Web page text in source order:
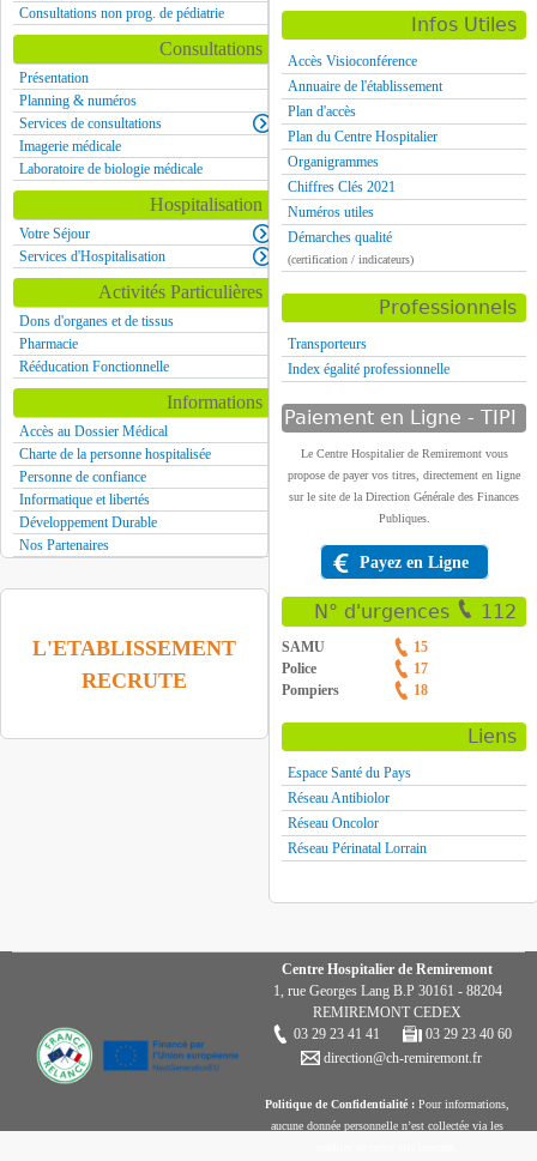
Consultations non prog. de pédiatrie
Consultations
Présentation
Planning & numéros
Services de consultations
Imagerie médicale
Laboratoire de biologie médicale
Hospitalisation
Votre Séjour
Services d'Hospitalisation
Activités Particulières
Dons d'organes et de tissus
Pharmacie
Rééducation Fonctionnelle
Informations
Accès au Dossier Médical
Charte de la personne hospitalisée
Personne de confiance
Informatique et libertés
Développement Durable
Nos Partenaires
L'ETABLISSEMENT
RECRUTE
Infos Utiles
Accès Visioconférence
Annuaire de l'établissement
Plan d'accès
Plan du Centre Hospitalier
Organigrammes
Chiffres Clés 2021
Numéros utiles
Démarches qualité
(certification / indicateurs)
Professionnels
Transporteurs
Index égalité professionnelle
Paiement en Ligne - TIPI
Le Centre Hospitalier de Remiremont vous
propose de payer vos titres, directement en ligne
sur le site de la Direction Générale des Finances
Publiques.
Payez en Ligne
N° d'urgences 112
SAMU
15
Police
17
Pompiers
18
Liens
Espace Santé du Pays
Réseau Antibiolor
Réseau Oncolor
Réseau Périnatal Lorrain
Centre Hospitalier de Remiremont
1, rue Georges Lang B.P 30161 - 88204
REMIREMONT CEDEX
03 29 23 41 41
03 29 23 40 60
direction@ch-remiremont.fr
Politique de Confidentialité : Pour informations,
aucune donnée personnelle n’est collectée via les